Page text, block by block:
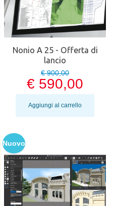
Nonio A 25 - Offerta di
lancio
€ 900,00
€ 590,00
Aggiungi al carrello
Nuovo